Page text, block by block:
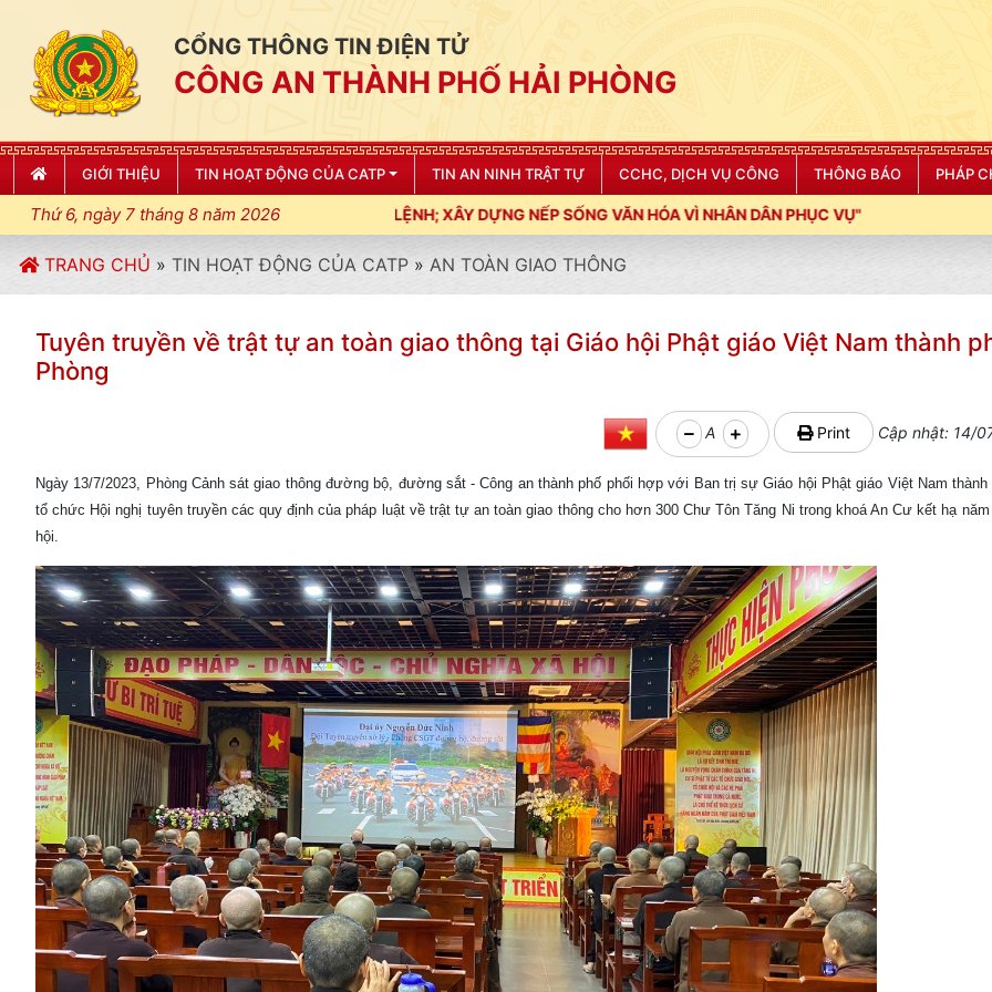
CỔNG THÔNG TIN ĐIỆN TỬ
CÔNG AN THÀNH PHỐ HẢI PHÒNG
GIỚI THIỆU TIN HOẠT ĐỘNG CỦA CATP TIN AN NINH TRẬT TỰ CCHC, DỊCH VỤ CÔNG THÔNG BÁO PHÁP
Thứ 6, ngày 7 tháng 8 năm 2026
KỶ LUẬT, KỶ CƯƠNG, ĐIỀU LỆNH; XÂY DỰNG NẾP SỐNG VĂN HÓA VÌ NHÂN DÂN PHỤC VỤ"
TRANG CHỦ » TIN HOẠT ĐỘNG CỦA CATP » AN TOÀN GIAO THÔNG
Tuyên truyền về trật tự an toàn giao thông tại Giáo hội Phật giáo Việt Nam thành
Phòng
A Print Cập nhật: 14/
Ngày 13/7/2023, Phòng Cảnh sát giao thông đường bộ, đường sắt - Công an thành phố phối hợp với Ban trị sự Giáo hội Phật giáo Việt Nam thành
tổ chức Hội nghị tuyên truyền các quy định của pháp luật về trật tự an toàn giao thông cho hơn 300 Chư Tôn Tăng Ni trong khoá An Cư kết hạ
hội.